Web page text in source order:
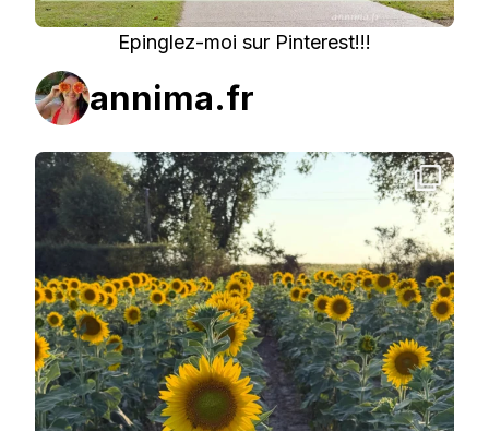
Epinglez-moi sur Pinterest!!!
annima.fr